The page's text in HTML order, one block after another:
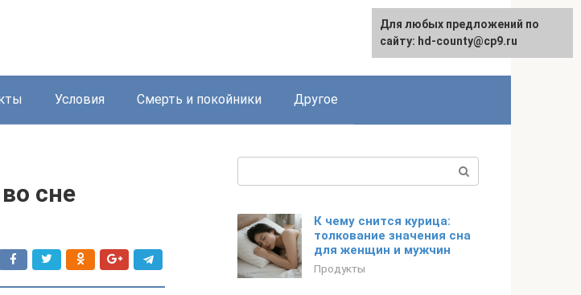
Условия Смерть и покойники Другое
сне
К чему снится курица:
толкование значения сна
для женщин и мужчин
Продукты
Для любых предложений по
сайту: hd-county@cp9.ru